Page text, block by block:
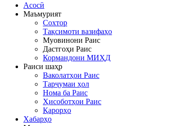
Асосӣ
Маъмурият
Сохтор
Тақсимоти вазифаҳо
Муовинони Раис
Дастгоҳи Раис
Кормандони МИҲД
Раиси шаҳр
Ваколатҳои Раис
Тарҷумаи ҳол
Нома ба Раис
Ҳисоботҳои Раис
Қарорҳо
Хабарҳо